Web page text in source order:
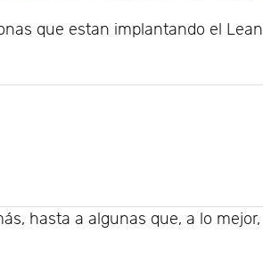
que estan implantando el Lean
hasta a algunas que, a lo mejor,